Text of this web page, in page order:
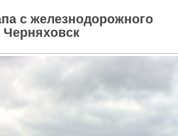
с железнодорожного
Черняховск